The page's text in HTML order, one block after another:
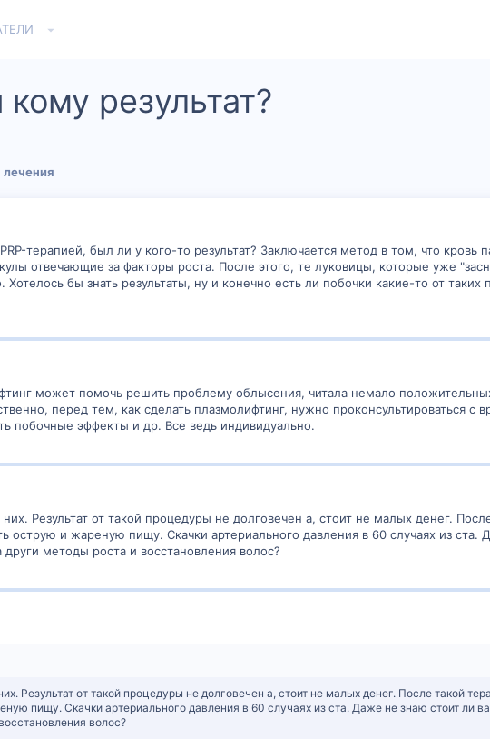
результат?
терапией, был ли у кого-то результат? Заключается метод в том, что кровь
отвечающие за факторы роста. После этого, те луковицы, которые уже
Хотелось бы знать результаты, ну и конечно есть ли побочки какие-то от таких
может помочь решить проблему облысения, читала немало
перед тем, как сделать плазмолифтинг, нужно проконсультироваться с
побочные эффекты и др. Все ведь индивидуально.
Результат от такой процедуры не долговечен а, стоит не малых денег.
острую и жареную пищу. Скачки артериального давления в 60 случаях из ста.
методы роста и восстановления волос?
Результат от такой процедуры не долговечен а, стоит не малых денег. После такой
пищу. Скачки артериального давления в 60 случаях из ста. Даже не знаю стоит ли
волос?